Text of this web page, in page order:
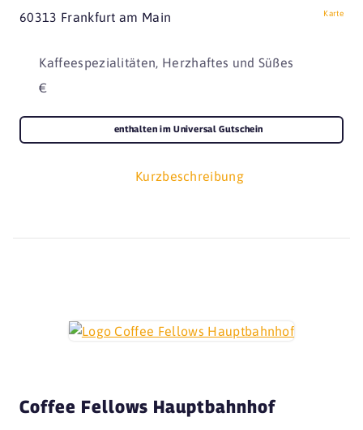
60313 Frankfurt am Main Karte
Kaffeespezialitäten, Herzhaftes und Süßes
€
Kurzbeschreibung
enthalten im Universal Gutschein
Coffee Fellows Hauptbahnhof